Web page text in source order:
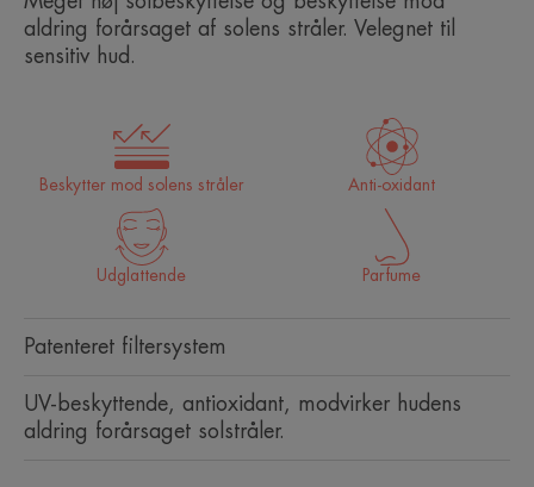
aldring forårsaget af solens stråler. Velegnet til
sensitiv hud.
Beskytter mod solens stråler Anti-oxidant
Udglattende Parfume
Patenteret filtersystem
UV-beskyttende, antioxidant, modvirker hudens
aldring forårsaget solstråler.